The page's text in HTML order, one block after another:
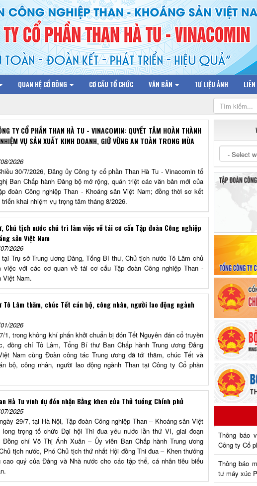
QUAN HỆ CỔ ĐÔNG CƠ CẤU TỔ CHỨC VĂN BẢN TƯ LIỆU ẢNH
TY CỔ PHẦN THAN HÀ TU - VINACOMIN: QUYẾT TÂM HOÀN THÀNH
VỤ SẢN XUẤT KINH DOANH, GIỮ VỮNG AN TOÀN TRONG MÙA
2026
7/2026, Đảng ủy Công ty cổ phần Than Hà Tu - Vinacomin tổ
Ban Chấp hành Đảng bộ mở rộng, quán triệt các văn bản mới của
đoàn Công nghiệp Than - Khoáng sản Việt Nam; đồng thời sơ kết
khai nhiệm vụ trọng tâm tháng 8/2026.
Chủ tịch nước chủ trì làm việc về tái cơ cấu Tập đoàn Công nghiệp
sản Việt Nam
2026
tại Trụ sở Trung ương Đảng, Tổng Bí thư, Chủ tịch nước Tô Lâm chủ
việc với các cơ quan về tái cơ cấu Tập đoàn Công nghiệp Than -
Việt Nam.
Tô Lâm thăm, chúc Tết cán bộ, công nhân, người lao động ngành
2026
1, trong không khí phấn khởi chuẩn bị đón Tết Nguyên đán cổ truyền
đồng chí Tô Lâm, Tổng Bí thư Ban Chấp hành Trung ương Đảng
Nam cùng Đoàn công tác Trung ương đã tới thăm, chúc Tết và
bộ, công nhân, người lao động ngành Than tại Công ty Cổ phần
Hà Tu vinh dự đón nhận Bằng khen của Thủ tướng Chính phủ
2025
29/7, tại Hà Nội, Tập đoàn Công nghiệp Than – Khoáng sản Việt
long trọng tổ chức Đại hội Thi đua yêu nước lần thứ VI, giai đoạn
Đồng chí Võ Thị Ánh Xuân – Ủy viên Ban Chấp hành Trung ương
tịch nước, Phó Chủ tịch thứ nhất Hội đồng Thi đua – Khen thưởng
quý của Đảng và Nhà nước cho các tập thể, cá nhân tiêu biểu
Thông báo
Công ty Cổ
Thông báo
tư máy xúc